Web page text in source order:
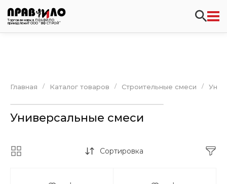
Торговая марка ПРАВИЛО
принадлежит ООО “ВФ СТРОЙ”
Главная / Каталог товаров / Строительные смеси /
Универсальные смеси
Сортировка